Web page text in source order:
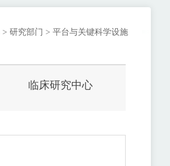
> 研究部门 > 平台与关键科学设施
临床研究中心